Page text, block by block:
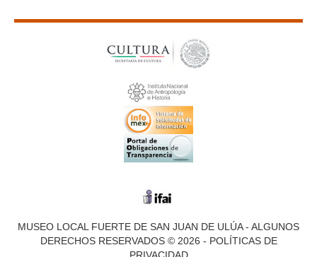
MUSEO LOCAL FUERTE DE SAN JUAN DE ULÚA - ALGUNOS
DERECHOS RESERVADOS © 2026 - POLÍTICAS DE